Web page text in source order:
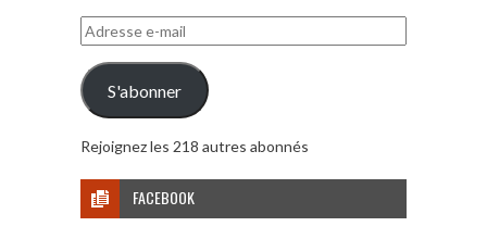
Adresse
e-
mail
S'abonner
Rejoignez les 218 autres abonnés
FACEBOOK